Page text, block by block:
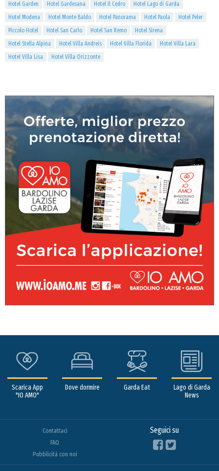
Hotel Garden
Hotel Gardesana Hotel Il Cedro
Hotel Lago di Garda
Hotel Modena
Hotel Monte Baldo Hotel Panorama Hotel Paola
Hotel Peler
Piccolo Hotel
Hotel San Carlo Hotel San Remo
Hotel Sirena
Hotel Stella Alpina
Hotel Villa Andreis Hotel Villa Florida
Hotel Villa Lara
Hotel Villa Lisa
Hotel Villa Orizzonte
Scarica App
"IO AMO"
Dove dormire Garda Eat
Lago di Garda
News
Contattaci
FAQ
Pubblicità con noi
Seguici su